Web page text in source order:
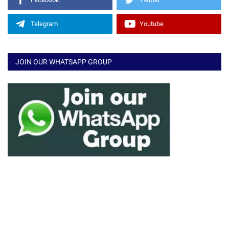
Telegram Youtube
JOIN OUR WHATSAPP GROUP